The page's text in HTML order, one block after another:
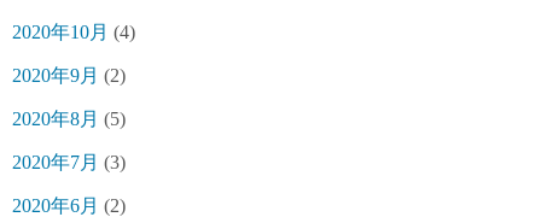
2020年10月 (4)
2020年9月 (2)
2020年8月 (5)
2020年7月 (3)
2020年6月 (2)